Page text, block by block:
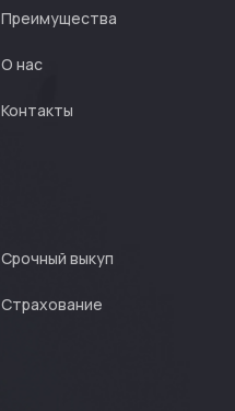
Преимущества
О нас
Контакты
Срочный выкуп
Страхование